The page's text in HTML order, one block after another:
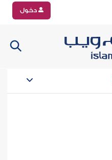
دخول